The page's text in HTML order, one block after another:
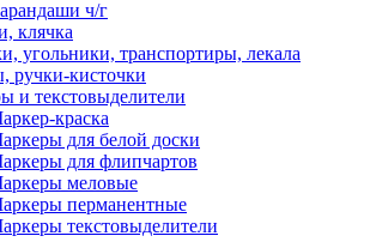
ч/г
клячка
угольники, транспортиры, лекала
ручки-кисточки
и текстовыделители
краска
для белой доски
для флипчартов
меловые
перманентные
текстовыделители